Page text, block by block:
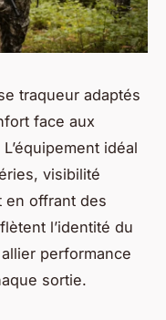
traqueur adaptés
face aux
idéal
visibilité
en offrant des
l’identité du
performance
sortie.